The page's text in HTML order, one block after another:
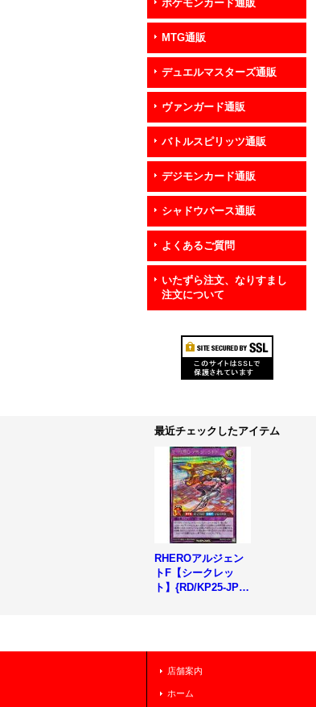
ポケモンカード通販
MTG通販
デュエルマスターズ通販
ヴァンガード通販
バトルスピリッツ通販
デジモンカード通販
シャドウバース通販
よくあるご質問
いたずら注文、なりすまし
注文について
最近チェックしたアイテム
RHEROアルジェン
トF【シークレッ
ト】{RD/KP25-JP04
店舗案内
ホーム